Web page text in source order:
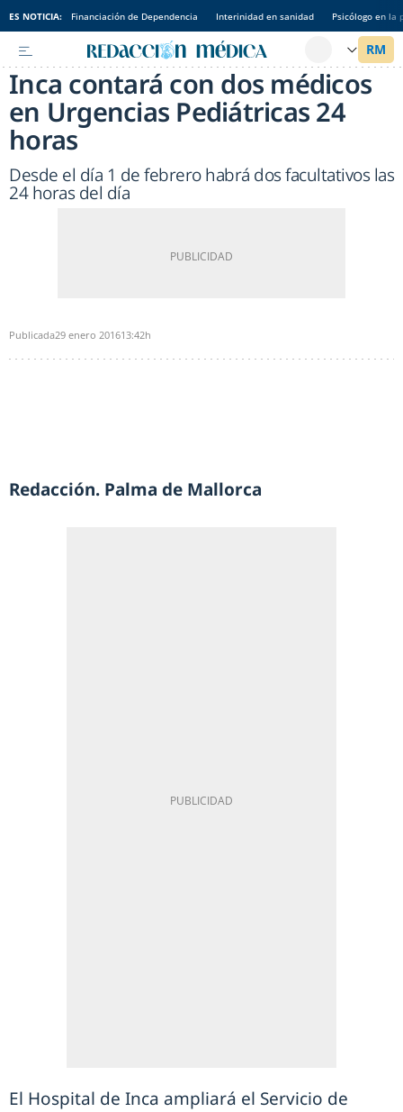
ES NOTICIA: Financiación de Dependencia Interinidad en sanidad Psicólogo en la
Inca contará con dos médicos
en Urgencias Pediátricas 24
horas
Desde el día 1 de febrero habrá dos facultativos las
24 horas del día
Publicada29 enero 201613:42h
Redacción. Palma de Mallorca
El Hospital de Inca ampliará el Servicio de